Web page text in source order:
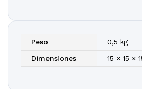
Peso
0,5 kg
Dimensiones
15 × 15 ×